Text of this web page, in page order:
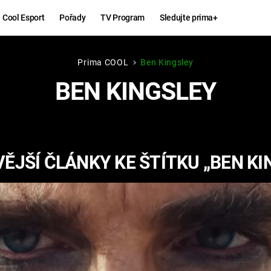
Cool Esport Pořady TV Program Sledujte prima+
Hry
KINGDOM
COME:
DELIVERANCE
ESPORT
CHUCK
NORRIS
Prima COOL Ben Kingsley
BEN KINGSLEY
ČLÁNKY KE ŠTÍTKU „BEN